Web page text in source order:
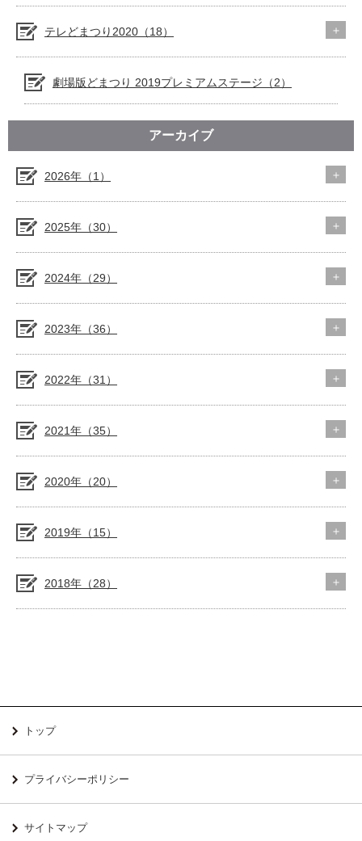
テレどまつり2020（18）
劇場版どまつり 2019プレミアムステージ（2）
アーカイブ
2026年（1）
2025年（30）
2024年（29）
2023年（36）
2022年（31）
2021年（35）
2020年（20）
2019年（15）
2018年（28）
トップ
プライバシーポリシー
サイトマップ